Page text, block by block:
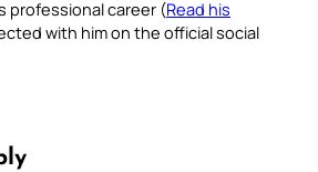
professional career (Read his
with him on the official social